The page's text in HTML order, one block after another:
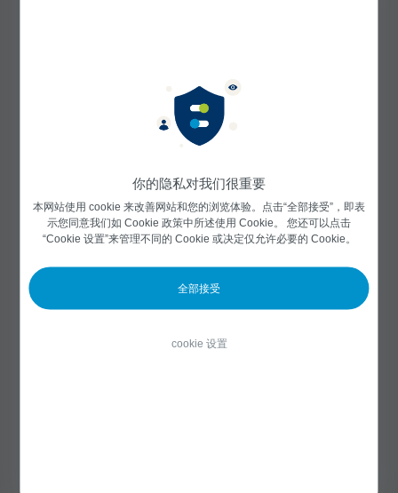
你的隐私对我们很重要
本网站使用 cookie 来改善网站和您的浏览体验。点击“全部接受”，即表
示您同意我们如 Cookie 政策中所述使用 Cookie。 您还可以点击
“Cookie 设置”来管理不同的 Cookie 或决定仅允许必要的 Cookie。
全部接受
cookie 设置
cookie。 您可以将浏览器设置为在收到 cookie 时
通知您，这样您就可以决定是否接受该 cookie。 但
是，如果您不接受某个 cookie，网站的某些元素可
您可以通过下载和安装以下链接提供的浏览器插
件，阻止谷歌收集和处理与您使用本网站有关的数
据（包括您的 IP 地址）：
https://tools.google.com/dlpage/gaoptout?hl=zh-
CN.
如果您不允许使用我们网站的任何 cookie，某些功
能和内容可能会受到影响，无法正常运行。